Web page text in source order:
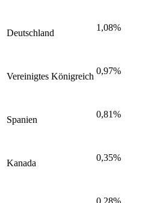
Deutschland
1,08%
Vereinigtes Königreich
0,97%
Spanien
0,81%
Kanada
0,35%
0,28%